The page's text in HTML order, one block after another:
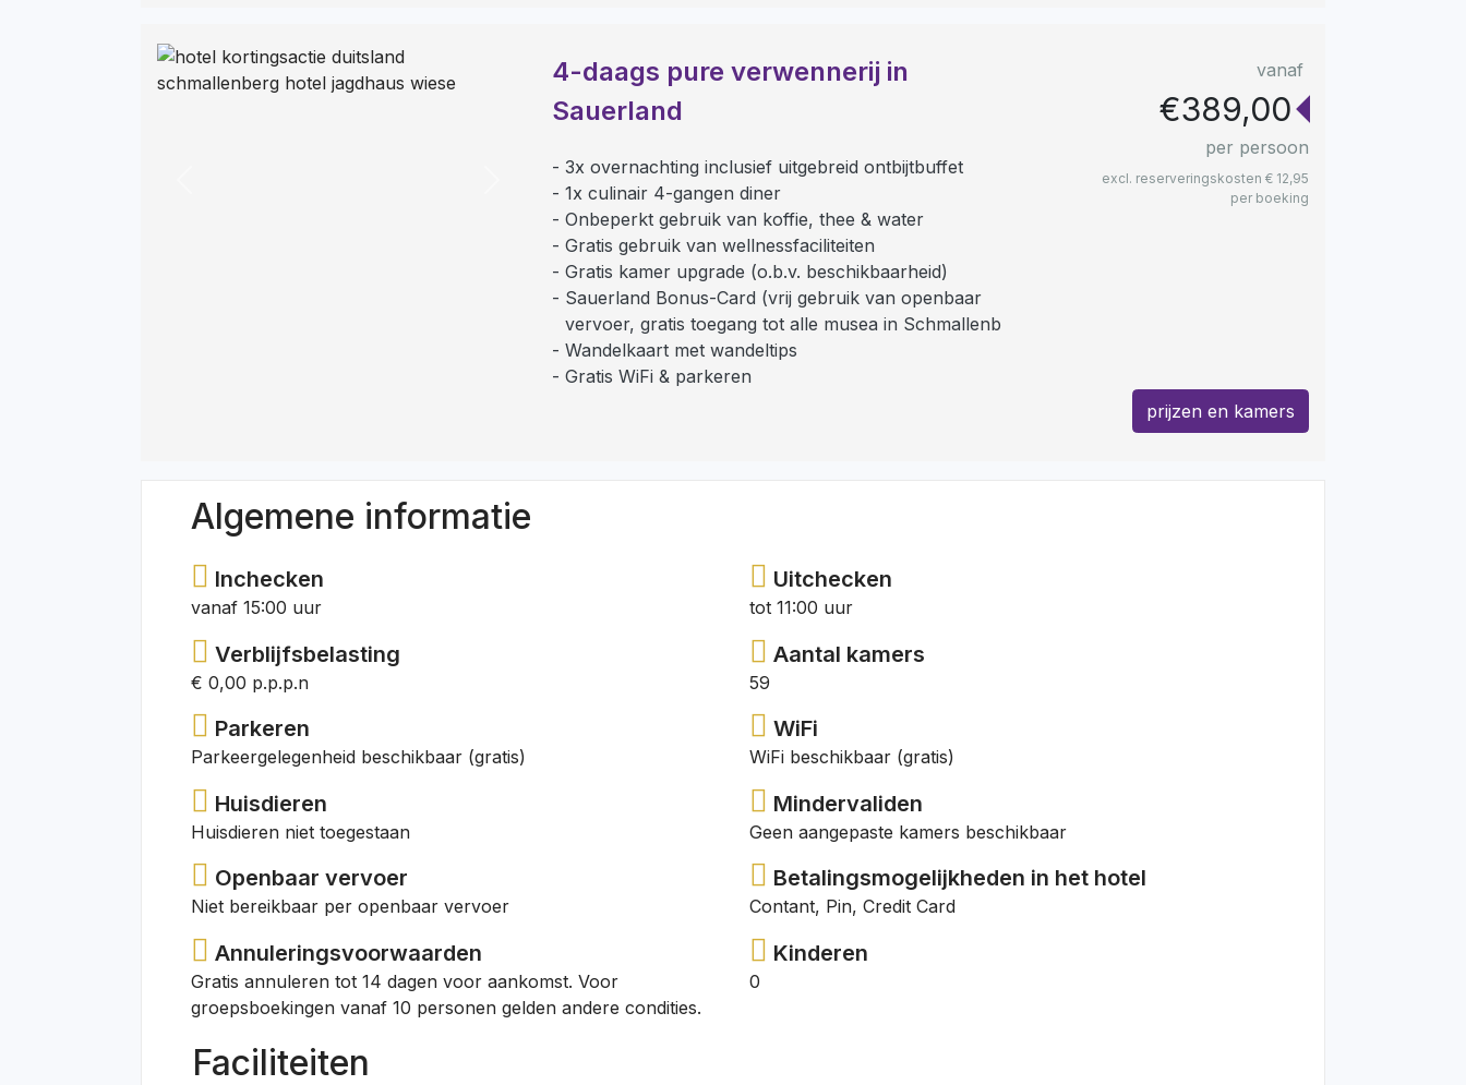
4-daags pure verwennerij in
Sauerland
3x overnachting inclusief uitgebreid ontbijtbuffet
1x culinair 4-gangen diner
Onbeperkt gebruik van koffie, thee & water
Gratis gebruik van wellnessfaciliteiten
Gratis kamer upgrade (o.b.v. beschikbaarheid)
Sauerland Bonus-Card (vrij gebruik van openbaar
vervoer, gratis toegang tot alle musea in Schmallenb
Wandelkaart met wandeltips
Gratis WiFi & parkeren
vanaf
€389,00
per persoon
excl. reserveringskosten € 12,95
per boeking
prijzen en kamers
Algemene informatie
Inchecken
vanaf 15:00 uur
Uitchecken
tot 11:00 uur
Verblijfsbelasting
€ 0,00 p.p.p.n
Aantal kamers
59
Parkeren
Parkeergelegenheid beschikbaar (gratis)
WiFi
WiFi beschikbaar (gratis)
Huisdieren
Huisdieren niet toegestaan
Mindervaliden
Geen aangepaste kamers beschikbaar
Openbaar vervoer
Niet bereikbaar per openbaar vervoer
Betalingsmogelijkheden in het hotel
Contant, Pin, Credit Card
Annuleringsvoorwaarden
Gratis annuleren tot 14 dagen voor aankomst. Voor
groepsboekingen vanaf 10 personen gelden andere condities.
Kinderen
0
Faciliteiten